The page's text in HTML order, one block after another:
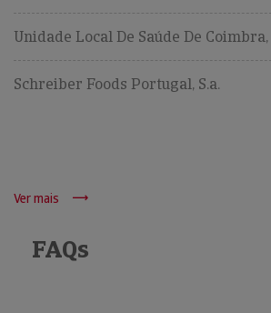
Unidade Local De Saúde De Coimbra,
Schreiber Foods Portugal, S.a.
Ver mais
FAQs